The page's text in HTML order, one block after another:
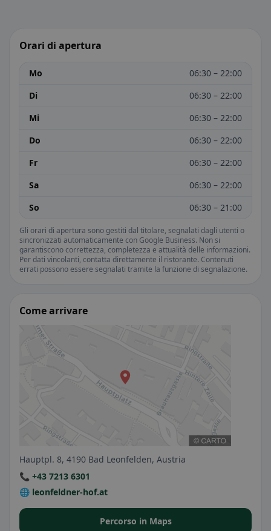
Orari di apertura
Mo
06:30 – 22:00
Di
06:30 – 22:00
Mi
06:30 – 22:00
Do
06:30 – 22:00
Fr
06:30 – 22:00
Sa
06:30 – 22:00
So
06:30 – 21:00
Gli orari di apertura sono gestiti dal titolare, segnalati dagli utenti o
sincronizzati automaticamente con Google Business. Non si
garantiscono correttezza, completezza e attualità delle informazioni.
Per dati vincolanti, contatta direttamente il ristorante. Contenuti
errati possono essere segnalati tramite la funzione di segnalazione.
Come arrivare
Hauptpl. 8, 4190 Bad Leonfelden, Austria
📞 +43 7213 6301
🌐 leonfeldner-hof.at
Percorso in Maps